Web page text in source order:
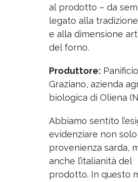
alprodotto – da
legato alla
e alla dimensione
del forno.
Produttore:
Graziano, azienda
biologica di Oliena
Abbiamo sentito
evidenziare non
provenienza sarda,
anche l’italianità del
prodotto. In questo